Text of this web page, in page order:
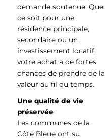
demande soutenue. Que
ce soit pour une
résidence principale,
secondaire ou un
investissement locatif,
votre achat a de fortes
chances de prendre de la
valeur au fil du temps.
Une qualité de vie
préservée
Les communes de la
Côte Bleue ont su